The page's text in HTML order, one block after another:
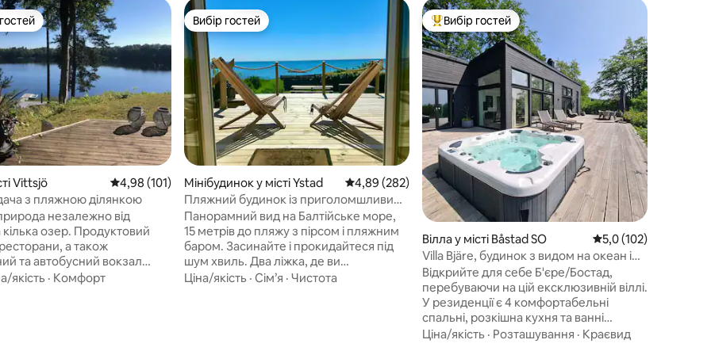
гостей
Vittsjö Середня оцінка: 4,98 з 5, відгуки: 101
4,98 (101)
з пляжною ділянкою
незалежно від
кілька озер. Продуктовий
а також
та автобусний вокзал
в селищі Віттсйо. Гості
якість · Комфорт
Вибір гостей
Вибір гостей
Мінібудинок у місті Ystad Середня оцінка: 4,89 з 5, відгуки: 282
4,89 (282)
Пляжний будинок із приголомшливим
видом на море
Панорамний вид на Балтійське море,
15 метрів до пляжу з пірсом і пляжним
баром. Засинайте і прокидайтеся під
шум хвиль. Два ліжка, де ви
розташовані в першому ряду та маєте
Ціна/якість · Сім’я · Чистота
Топ вибір гостей
Вибір гостей
Вілла у місті Båstad SO Середня оцінка: 5,0
5,0 (102)
Villa Bjäre, будинок з видом на океан і
джакузі на відкритому повітрі
Відкрийте для себе Б'єре/Бостад,
перебуваючи на цій ексклюзивній віллі.
У резиденції є 4 комфортабельні
спальні, розкішна кухня та ванні
кімнати, відкрите джакузі з підігрівом
Ціна/якість · Розташування · Краєвид